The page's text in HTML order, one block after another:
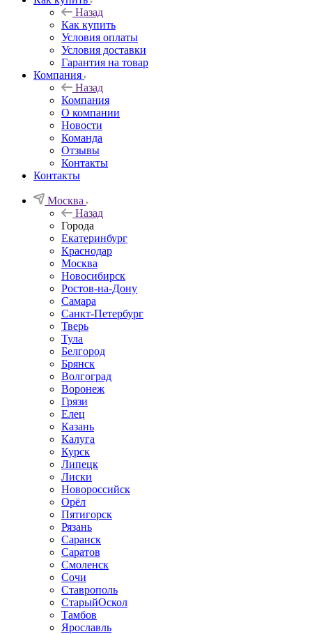
Назад
Как купить
Условия оплаты
Условия доставки
Гарантия на товар
Компания
Назад
Компания
О компании
Новости
Команда
Отзывы
Контакты
Контакты
Москва
Назад
Города
Екатеринбург
Краснодар
Москва
Новосибирск
Ростов-на-Дону
Самара
Санкт-Петербург
Тверь
Тула
Белгород
Брянск
Волгоград
Воронеж
Грязи
Елец
Казань
Калуга
Курск
Липецк
Лиски
Новороссийск
Орёл
Пятигорск
Рязань
Саранск
Саратов
Смоленск
Сочи
Ставрополь
СтарыйОскол
Тамбов
Ярославль